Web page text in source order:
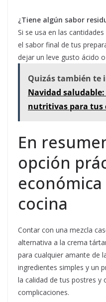
¿Tiene algún sabor
Si se usa en las
el sabor final de tus
dejar un leve gusto ácido
Quizás también te
Navidad
nutritivas para tus
En
opción
cocina
Contar con una mezcla
alternativa a la crema
para cualquier amante de
ingredientes simples y un
la calidad de tus postres y
complicaciones.